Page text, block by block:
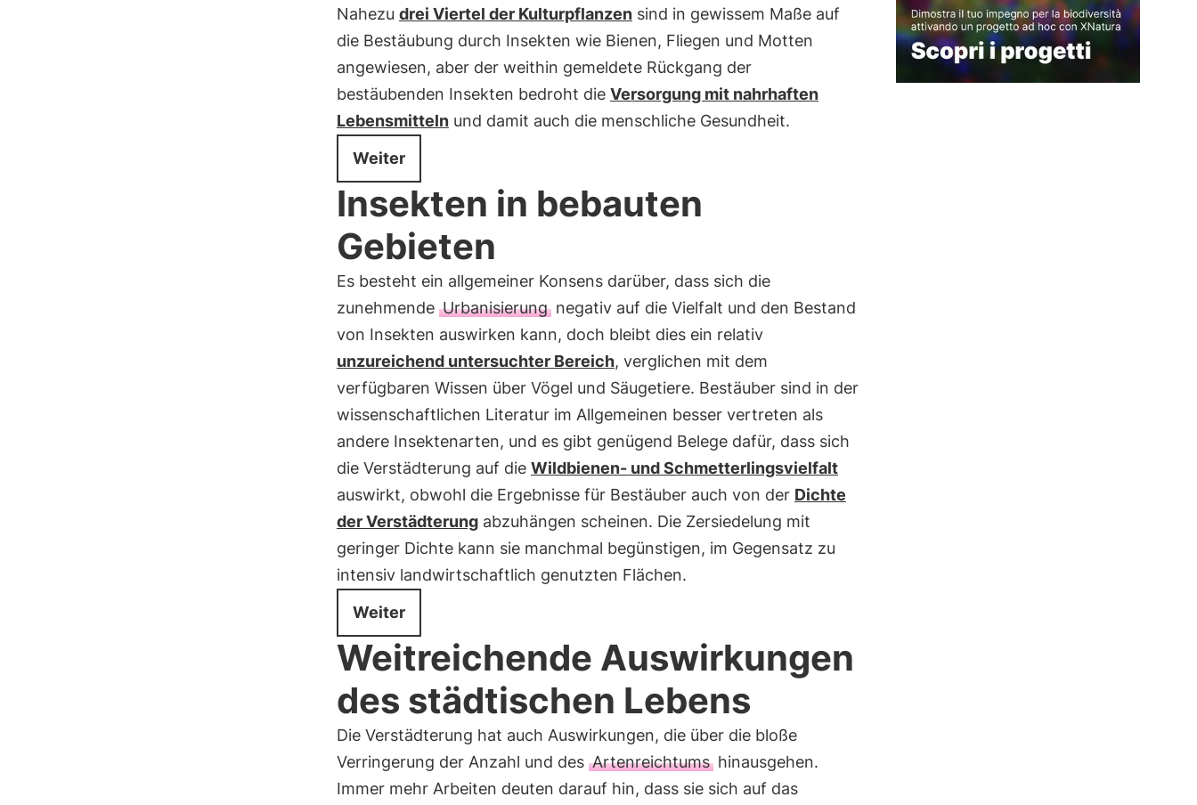
Nahezu drei Viertel der Kulturpflanzensind in gewissem Maße auf
die Bestäubung durch Insekten wie Bienen, Fliegen und Motten
angewiesen, aber der weithin gemeldete Rückgang der
bestäubenden Insekten bedroht die Versorgung mit nahrhaften
Lebensmittelnund damit auch die menschliche Gesundheit.
Weiter
Insekten in bebauten
Gebieten
Es besteht ein allgemeiner Konsens darüber, dass sich die
zunehmende Urbanisierungnegativ auf die Vielfalt und den Bestand
von Insekten auswirken kann, doch bleibt dies ein relativ
unzureichend untersuchter Bereich, verglichen mit dem
verfügbaren Wissen über Vögel und Säugetiere. Bestäuber sind in der
wissenschaftlichen Literatur im Allgemeinen besser vertreten als
andere Insektenarten, und es gibt genügend Belege dafür, dass sich
die Verstädterung auf die Wildbienen- und Schmetterlingsvielfalt
auswirkt, obwohl die Ergebnisse für Bestäuber auch von der Dichte
der Verstädterungabzuhängen scheinen. Die Zersiedelung mit
geringer Dichte kann sie manchmal begünstigen, im Gegensatz zu
intensiv landwirtschaftlich genutzten Flächen.
Weiter
Weitreichende Auswirkungen
des städtischen Lebens
Die Verstädterung hat auch Auswirkungen, die über die bloße
Verringerung der Anzahl und des Artenreichtumshinausgehen.
Immer mehr Arbeiten deuten darauf hin, dass sie sich auf das